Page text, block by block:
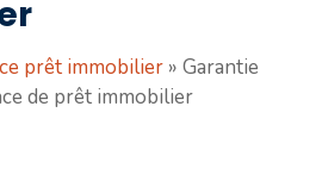
prêt immobilier » Garantie
de prêt immobilier